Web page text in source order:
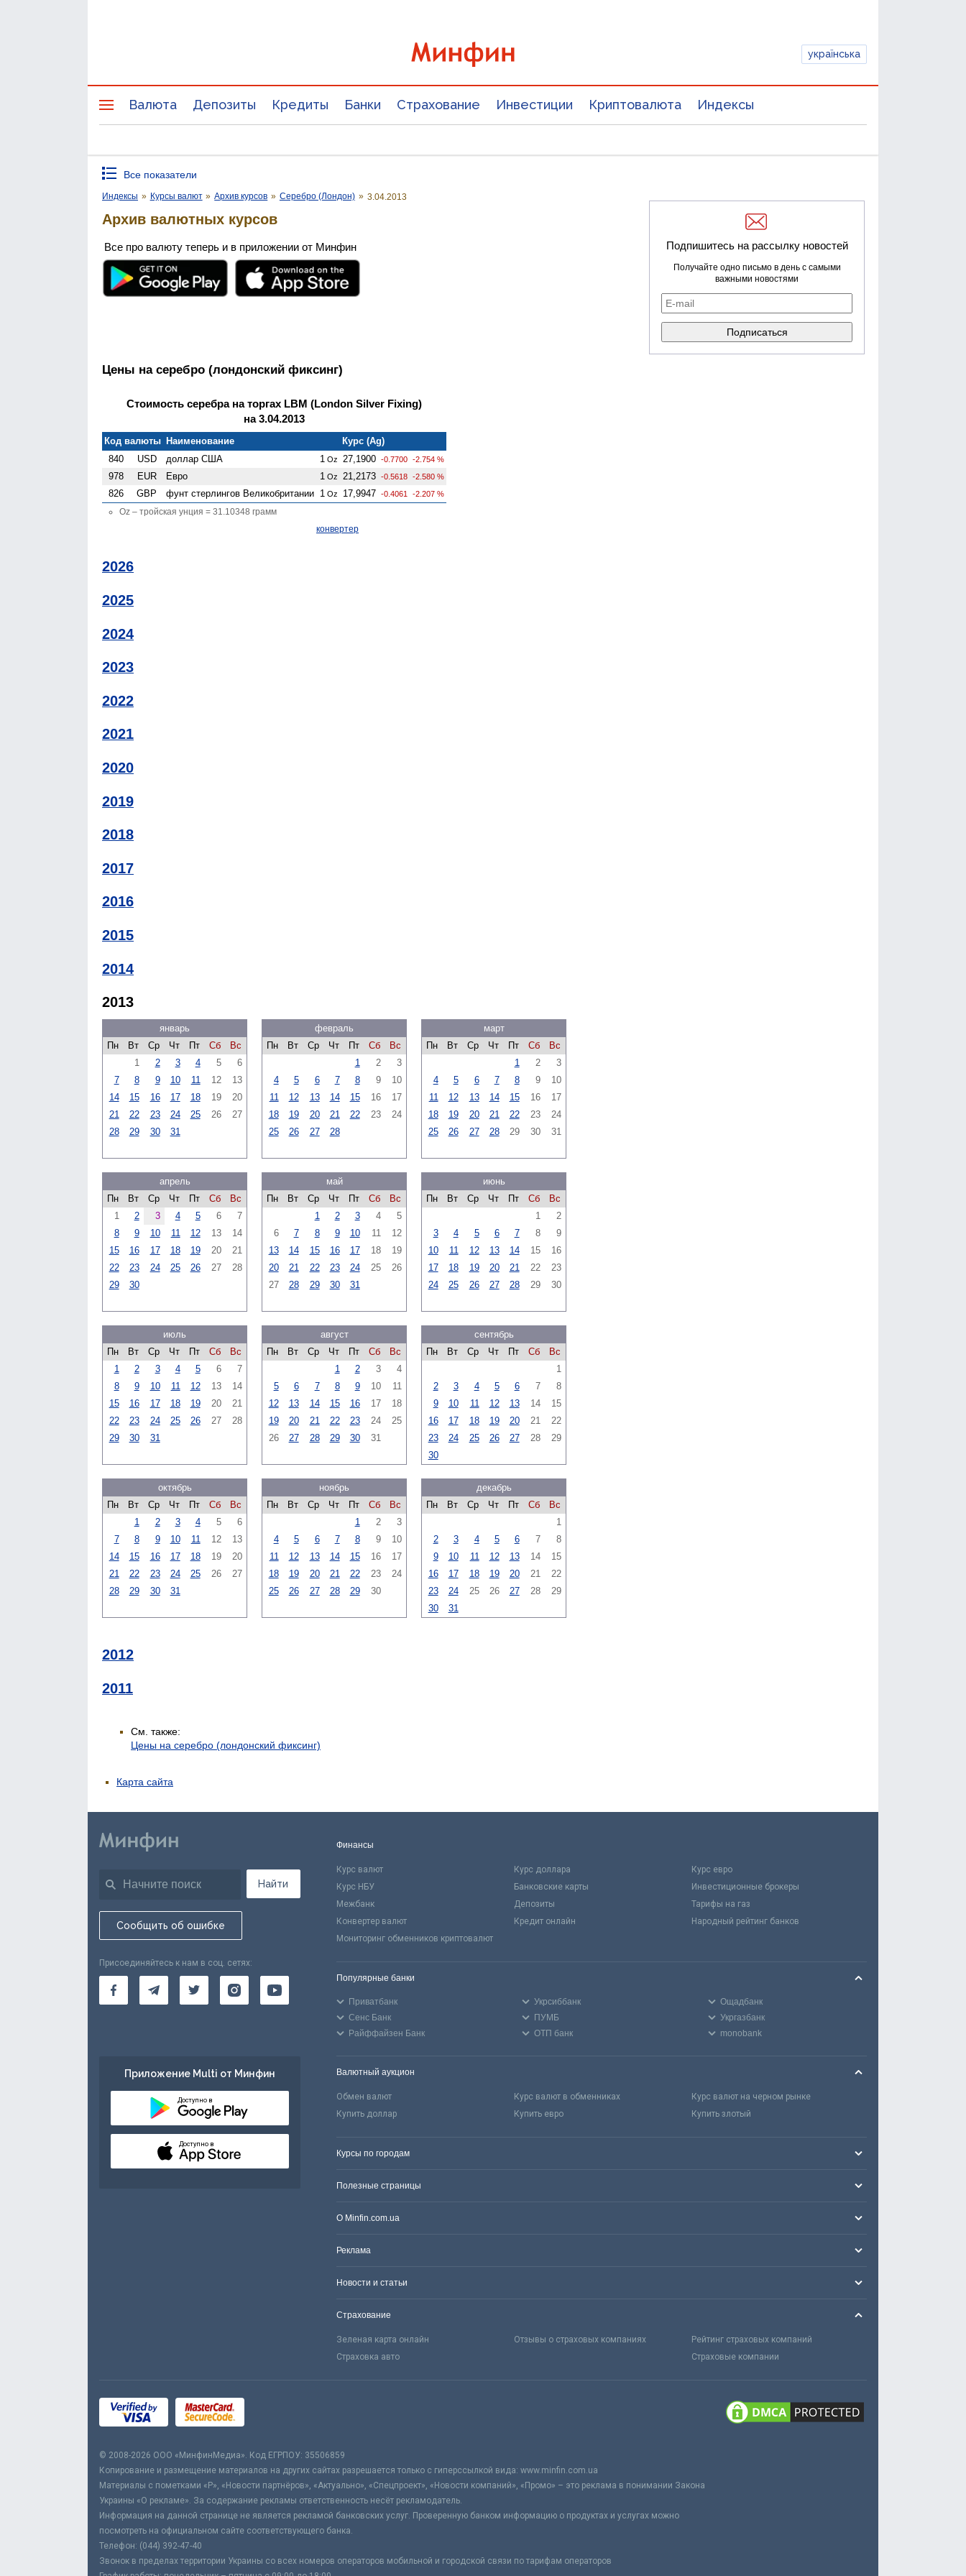
українська
Валюта Депозиты Кредиты Банки Страхование Инвестиции Криптовалюта Индексы
Все показатели
Индексы » Курсы валют » Архив курсов » Серебро (Лондон) » 3.04.2013
Архив валютных курсов
Все про валюту теперь и в приложении от Минфин
Цены на серебро (лондонский фиксинг)
Стоимость серебра на торгах LBM (London Silver Fixing)
на 3.04.2013
Код валюты Наименование
Курс (Ag)
840
USD доллар США 1 Oz 27,1900 -0.7700 -2.754 %
978 EUR Евро 1 Oz 21,2173 -0.5618 -2.580 %
826 GBP фунт стерлингов Велико­британии 1 Oz 17,9947 -0.4061 -2.207 %
Oz – тройская унция = 31.10348 грамм
конвертер
2026
2025
2024
2023
2022
2021
2020
2019
2018
2017
2016
2015
2014
2013
январь
Пн
Вт Ср Чт Пт Сб
Вс
1
2 3 4 5
6
7
8 9 10 11 12
13
14
15 16 17 18 19
20
21
22 23 24 25 26
27
28
29 30 31
февраль
Пн
Вт Ср Чт Пт Сб
Вс
1
2
3
4
5 6 7 8 9
10
11
12 13 14 15 16
17
18
19 20 21 22 23
24
25
26 27 28
март
Пн
Вт Ср Чт Пт Сб
Вс
1
2
3
4
5 6 7 8 9
10
11
12 13 14 15 16
17
18
19 20 21 22 23
24
25
26 27 28 29 30 31
апрель
Пн
Вт Ср Чт Пт Сб
Вс
1
2 3 4 5 6
7
8
9 10 11 12 13
14
15
16 17 18 19 20
21
22
23 24 25 26 27
28
29
30
май
Пн
Вт Ср Чт Пт Сб
Вс
1
2 3 4
5
6
7 8 9 10 11
12
13
14 15 16 17 18
19
20
21 22 23 24 25
26
27
28 29 30 31
июнь
Пн
Вт Ср Чт Пт Сб
Вс
1
2
3
4 5 6 7 8
9
10
11 12 13 14 15
16
17
18 19 20 21 22
23
24
25 26 27 28 29 30
июль
Пн
Вт Ср Чт Пт Сб
Вс
1
2 3 4 5 6
7
8
9 10 11 12 13
14
15
16 17 18 19 20
21
22
23 24 25 26 27
28
29
30 31
август
Пн
Вт Ср Чт Пт Сб
Вс
1
2 3
4
5
6 7 8 9 10
11
12
13 14 15 16 17
18
19
20 21 22 23 24
25
26
27 28 29 30 31
сентябрь
Пн
Вт Ср Чт Пт Сб
Вс
1
2
3 4 5 6 7
8
9
10 11 12 13 14
15
16
17 18 19 20 21
22
23
24 25 26 27 28
29
30
октябрь
Пн
Вт Ср Чт Пт Сб
Вс
1
2 3 4 5
6
7
8 9 10 11 12
13
14
15 16 17 18 19
20
21
22 23 24 25 26
27
28
29 30 31
ноябрь
Пн
Вт Ср Чт Пт Сб
Вс
1
2
3
4
5 6 7 8 9
10
11
12 13 14 15 16
17
18
19 20 21 22 23
24
25
26 27 28 29 30
декабрь
Пн
Вт Ср Чт Пт Сб
Вс
1
2
3 4 5 6 7
8
9
10 11 12 13 14
15
16
17 18 19 20 21
22
23
24 25 26 27 28
29
30
31
2012
2011
См. также:
Цены на серебро (лондонский фиксинг)
Подпишитесь на рассылку новостей
Получайте одно письмо в день с самыми
важными новостями
Карта сайта
Найти
Сообщить об ошибке
Присоединяйтесь к нам в соц. сетях:
Приложение Multi от Минфин
Доступно в
Доступно в
Финансы
Курс валют Курс доллара
Курс евро
Курс НБУ
Банковские карты
Инвестиционные брокеры
Межбанк
Депозиты
Тарифы на газ
Конвертер валют
Кредит онлайн
Народный рейтинг банков
Мониторинг обменников криптовалют
Популярные банки
Приватбанк Укрсиббанк
Ощадбанк
Сенс Банк
ПУМБ
Укргазбанк
Райффайзен Банк
ОТП банк monobank
Валютный аукцион
Обмен валют Курс валют в обменниках
Курс валют на черном рынке
Купить доллар
Купить евро Купить злотый
Курсы по городам
Полезные страницы
О Minfin.com.ua
Реклама
Новости и статьи
Страхование
Зеленая карта онлайн Отзывы о страховых компаниях
Рейтинг страховых компаний
Страховка авто
Страховые компании
© 2008-2026 ООО «МинфинМедиа». Код ЕГРПОУ: 35506859
Копирование и размещение материалов на других сайтах разрешается только с гиперссылкой вида: www.minfin.com.ua
Материалы с пометками «Р», «Новости партнёров», «Актуально», «Спецпроект», «Новости компаний», «Промо» – это реклама в понимании Закона
Украины «О рекламе». За содержание рекламы ответственность несёт рекламодатель.
Информация на данной странице не является рекламой банковских услуг. Проверенную банком информацию о продуктах и услугах можно
посмотреть на официальном сайте соответствующего банка.
Телефон: (044) 392-47-40
Звонок в пределах территории Украины со всех номеров операторов мобильной и городской связи по тарифам операторов